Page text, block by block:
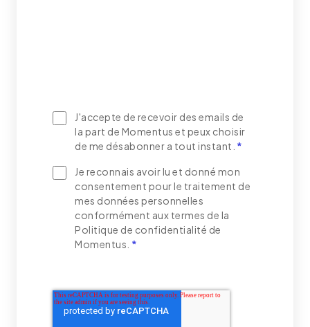
J'accepte de recevoir des emails de
la part de Momentus et peux choisir
de me désabonner a tout instant. *
Je reconnais avoir lu et donné mon
consentement pour le traitement de
mes données personnelles
conformément aux termes de la
Politique de confidentialité de
Momentus. *